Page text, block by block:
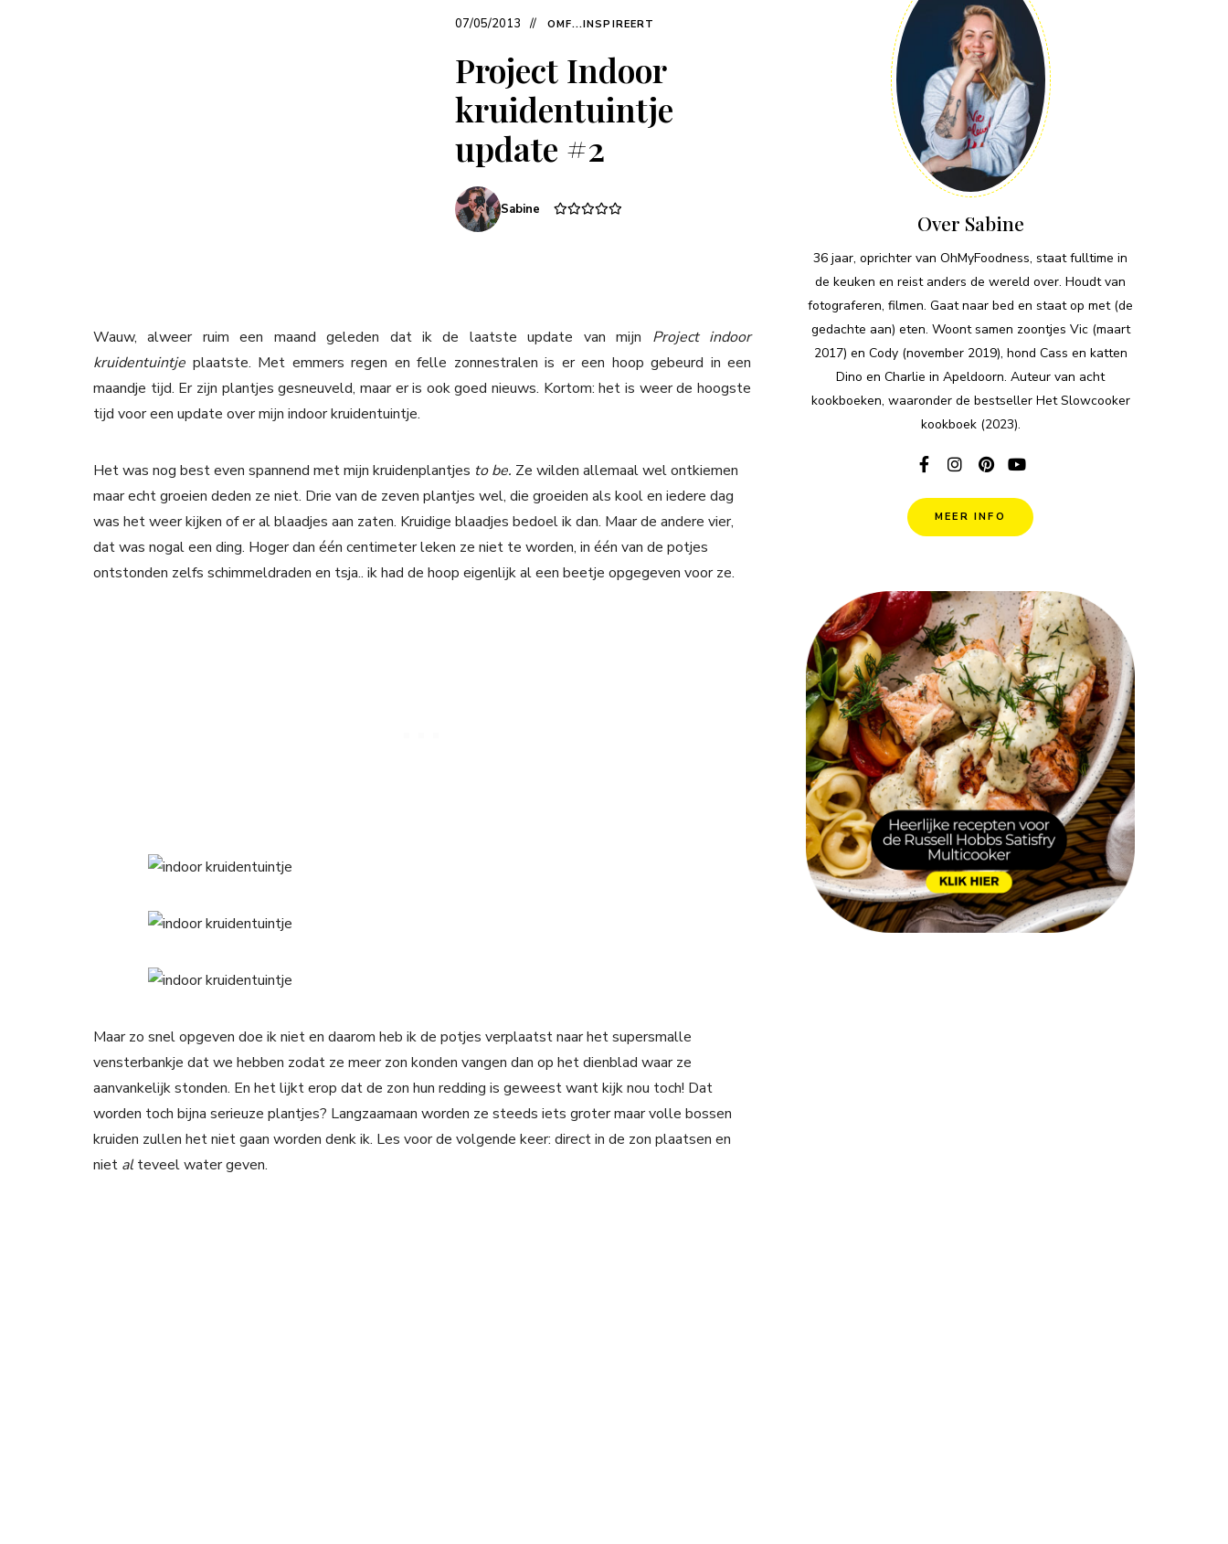
07/05/2013 OMF...INSPIREERT
Project Indoor
kruidentuintje
update #2
Sabine
Wauw, alweer ruim een maand geleden dat ik de laatste update van mijn Project indoor
kruidentuintje plaatste. Met emmers regen en felle zonnestralen is er een hoop gebeurd in een
maandje tijd. Er zijn plantjes gesneuveld, maar er is ook goed nieuws. Kortom: het is weer de hoogste
tijd voor een update over mijn indoor kruidentuintje.
Het was nog best even spannend met mijn kruidenplantjes to be. Ze wilden allemaal wel ontkiemen
maar echt groeien deden ze niet. Drie van de zeven plantjes wel, die groeiden als kool en iedere dag
was het weer kijken of er al blaadjes aan zaten. Kruidige blaadjes bedoel ik dan. Maar de andere vier,
dat was nogal een ding. Hoger dan één centimeter leken ze niet te worden, in één van de potjes
ontstonden zelfs schimmeldraden en tsja.. ik had de hoop eigenlijk al een beetje opgegeven voor ze.
Maar zo snel opgeven doe ik niet en daarom heb ik de potjes verplaatst naar het supersmalle
vensterbankje dat we hebben zodat ze meer zon konden vangen dan op het dienblad waar ze
aanvankelijk stonden. En het lijkt erop dat de zon hun redding is geweest want kijk nou toch! Dat
worden toch bijna serieuze plantjes? Langzaamaan worden ze steeds iets groter maar volle bossen
kruiden zullen het niet gaan worden denk ik. Les voor de volgende keer: direct in de zon plaatsen en
niet alteveel water geven.
Over Sabine
36 jaar, oprichter van OhMyFoodness, staat fulltime in
de keuken en reist anders de wereld over. Houdt van
fotograferen, filmen. Gaat naar bed en staat op met (de
gedachte aan) eten. Woont samen zoontjes Vic (maart
2017) en Cody (november 2019), hond Cass en katten
Dino en Charlie in Apeldoorn. Auteur van acht
kookboeken, waaronder de bestseller Het Slowcooker
kookboek (2023).
MEER INFO